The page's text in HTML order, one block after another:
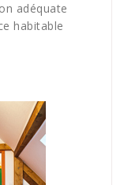
adéquate
habitable